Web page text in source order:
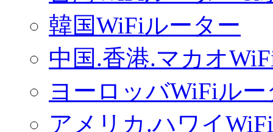
韓国WiFiルーター
中国.香港.マカオ
ヨーロッバWiFiルー
アメリカ.ハワイ